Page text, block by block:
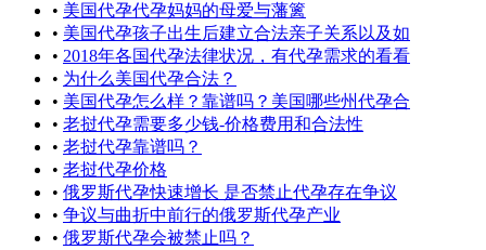
• 美国代孕代孕妈妈的母爱与藩篱
• 美国代孕孩子出生后建立合法亲子关系以及如
• 2018年各国代孕法律状况，有代孕需求的看看
• 为什么美国代孕合法？
• 美国代孕怎么样？靠谱吗？美国哪些州代孕合
• 老挝代孕需要多少钱-价格费用和合法性
• 老挝代孕靠谱吗？
• 老挝代孕价格
• 俄罗斯代孕快速增长 是否禁止代孕存在争议
• 争议与曲折中前行的俄罗斯代孕产业
• 俄罗斯代孕会被禁止吗？